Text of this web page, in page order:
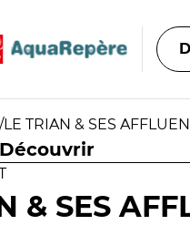
/LE TRIAN & SES
Découvrir
& SES